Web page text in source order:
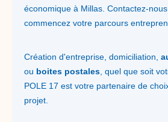
économique à Millas. Contactez-
commencez votre parcours
Création d'entreprise, domiciliation,
ou boites postales , quel que soit
POLE 17 est votre partenaire de
projet.